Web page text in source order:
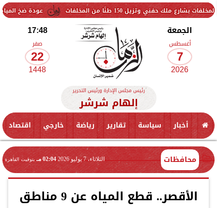
عودة ضخ المياه تدريجيًا 150 طنًا من المخلفات
الجمعة
أغسطس
7
2026
17:48
صفر
22
1448
رئيس مجلس الإدارة ورئيس التحرير
إلهام شرشر
أخبار سياسة تقارير رياضة خارجي اقتصاد
محافظات الثلاثاء، 7 يوليو 2026 02:04 مـ بتوقيت القاهرة
الأقصر.. قطع المياه عن 9 مناطق